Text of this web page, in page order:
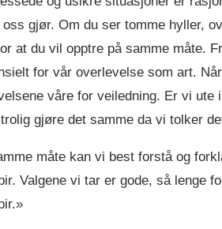
oss gjør. Om du ser tomme hyller,
at du vil opptre på samme måte.
for vår overlevelse som art.
våre for veiledning. Er vi
gjøre det samme da vi tolker
måte kan vi best forstå og
Valgene vi tar er gode, så lenge